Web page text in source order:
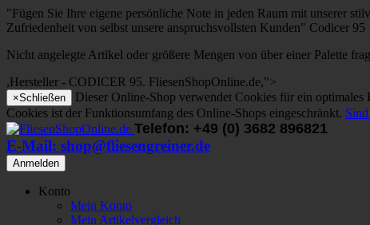
"Fügen Sie Ihre eigene persönliche Note in jeden Raum mit unserer
Zufriedenheit von selbst unsere anspruchsvollsten Kunden" Codicer 95
Nicht angelegte Artikel oder größere Mengen von über einer Palette
,Hersteller - CODICER 95. FliesenShopOnline.de,">
×Schließen
Dieser Online-Shop verwendet Cookies für ein
Cookies ist der Funktionsumfang des Online-Shops eingeschränkt.
Telefon: +49 (0) 3682 896821
E-Mail: shop@fliesengreiner.de
Anmelden
Konto
Mein Konto
Mein Artikelvergleich